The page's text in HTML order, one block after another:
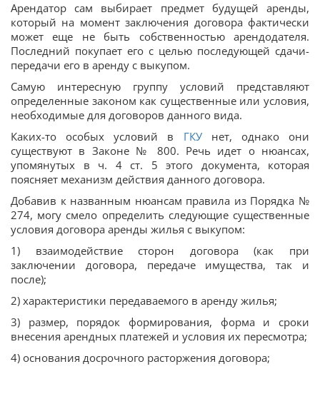
Арендатор сам выбирает предмет будущей аренды,
который на момент заключения договора фактически
может еще не быть собственностью арендодателя.
Последний покупает его с целью последующей сдачи-
передачи его в аренду с выкупом.
Самую интересную группу условий представляют
определенные законом как существенные или условия,
необходимые для договоров данного вида.
Каких-то особых условий в ГКУнет, однако они
существуют в Законе № 800. Речь идет о нюансах,
упомянутых в ч. 4 ст. 5 этого документа, которая
поясняет механизм действия данного договора.
Добавив к названным нюансам правила из Порядка №
274, могу смело определить следующие существенные
условия договора аренды жилья с выкупом:
1) взаимодействие сторон договора (как при
заключении договора, передаче имущества, так и
после);
2) характеристики передаваемого в аренду жилья;
3) размер, порядок формирования, форма и сроки
внесения арендных платежей и условия их пересмотра;
4) основания досрочного расторжения договора;